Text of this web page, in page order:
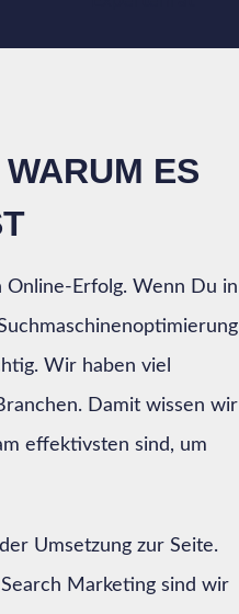
ES
Online-Erfolg. Wenn Du in
Wir haben viel
Damit wissen wir
effektivsten sind, um
Umsetzung zur Seite.
Marketing sind wir